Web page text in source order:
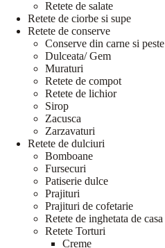
Retete de salate
Retete de ciorbe si supe
Retete de conserve
Conserve din carne si peste
Dulceata/ Gem
Muraturi
Retete de compot
Retete de lichior
Sirop
Zacusca
Zarzavaturi
Retete de dulciuri
Bomboane
Fursecuri
Patiserie dulce
Prajituri
Prajituri de cofetarie
Retete de inghetata de casa
Retete Torturi
Creme